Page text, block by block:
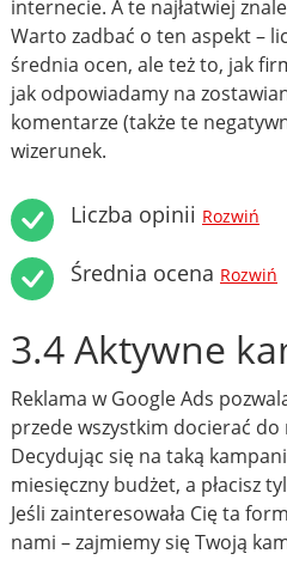
internecie. A te najłatwiej
Warto zadbać o ten aspekt –
średnia ocen, ale też to, jak
jak odpowiadamy na
komentarze (także te
wizerunek.
Liczba opinii Rozwiń
Średnia ocena Rozwiń
3.4 Aktywne
Reklama w Google Ads
przede wszystkim docierać
Decydując się na taką
miesięczny budżet, a płacisz
Jeśli zainteresowała Cię ta
nami – zajmiemy się Twoją